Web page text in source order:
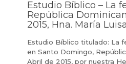
Estudio Bíblico – La
República
2015, Hna. María
Estudio Bíblico titulado: La
en Santo Domingo,
Abril de 2015, por nuestra